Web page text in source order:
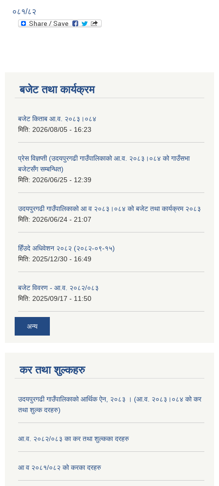
०८१/८२
बजेट तथा कार्यक्रम
बजेट किताब आ.व. २०८३।०८४
मिति: 2026/08/05 - 16:23
प्रेस विज्ञप्ती (उदयपुरगढी गाउँपालिकाको आ.व. २०८३।०८४ को गाउँसभा
बजेटसँग सम्बन्धित)
मिति: 2026/06/25 - 12:39
उदयपुरगढी गाउँपालिकाको आ व २०८३।०८४ को बजेट तथा कार्यक्रम २०८३
मिति: 2026/06/24 - 21:07
हिँउदे अधिवेशन २०८२ (२०८२-०९-१५)
मिति: 2025/12/30 - 16:49
बजेट विवरण - आ.व. २०८२/०८३
मिति: 2025/09/17 - 11:50
अन्य
कर तथा शुल्कहरु
उदयपुरगढी गाउँपालिकाको आर्थिक ऐन, २०८३ । (आ.व. २०८३।०८४ को कर
तथा शुल्क दरहरु)
आ.व. २०८२/०८३ का कर तथा शुल्कका दरहरु
आ व २०८१/०८२ को करका दरहरु